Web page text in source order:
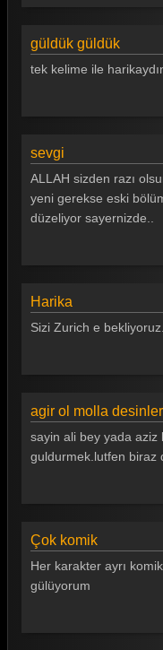
güldük güldük
tek kelime ile
sevgi
ALLAH sizden razı
yeni gerekse eski
düzeliyor sayernizde..
Harika
Sizi Zurich e
agir ol molla desinler
sayin ali bey yada aziz
guldurmek.lutfen biraz
Çok komik
Her karakter ayrı
gülüyorum